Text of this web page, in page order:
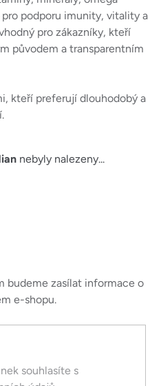
podporu imunity, vitality a
pro zákazníky, kteří
původem a transparentním
kteří preferují dlouhodobý a
nebyly nalezeny...
budeme zasílat informace o
e-shopu.
souhlasíte s